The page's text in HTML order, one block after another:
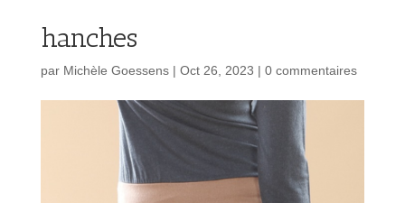
hanches
par Michèle Goessens| Oct 26, 2023 | 0 commentaires